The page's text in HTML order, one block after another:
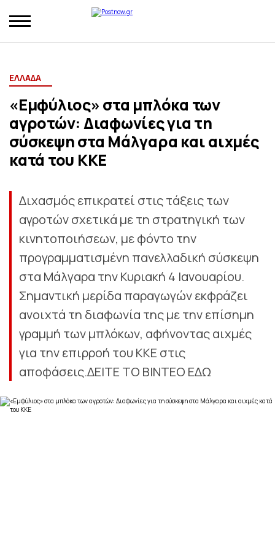
ΕΛΛΑΔΑ
«Εμφύλιος» στα μπλόκα των
αγροτών: Διαφωνίες για τη
σύσκεψη στα Μάλγαρα και αιχμές
κατά του ΚΚΕ
Διχασμός επικρατεί στις τάξεις των
αγροτών σχετικά με τη στρατηγική των
κινητοποιήσεων, με φόντο την
προγραμματισμένη πανελλαδική σύσκεψη
στα Μάλγαρα την Κυριακή 4 Ιανουαρίου.
Σημαντική μερίδα παραγωγών εκφράζει
ανοιχτά τη διαφωνία της με την επίσημη
γραμμή των μπλόκων, αφήνοντας αιχμές
για την επιρροή του ΚΚΕ στις
αποφάσεις.ΔΕΙΤΕ ΤΟ ΒΙΝΤΕΟ ΕΔΩ